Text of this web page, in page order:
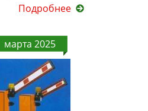
Подробнее
марта 2025